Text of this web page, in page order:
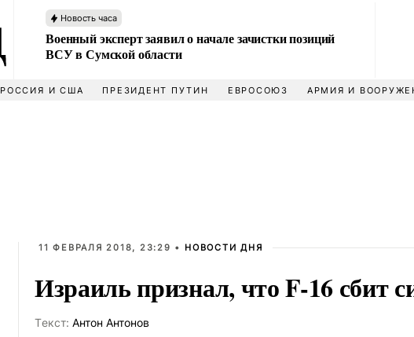
Новость часа
Военный эксперт заявил о начале зачистки позиций
ВСУ в Сумской области
РОССИЯ И США ПРЕЗИДЕНТ ПУТИН ЕВРОСОЮЗ АРМИЯ И
11 ФЕВРАЛЯ 2018, 23:29 • НОВОСТИ ДНЯ
Израиль признал, что F-16 сбит
Tекст: Антон Антонов